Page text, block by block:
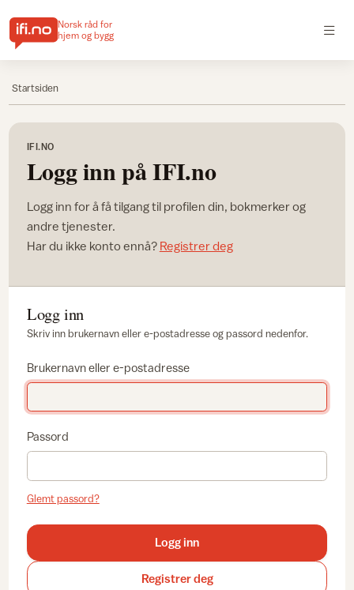
Norsk råd for
hjem og bygg
Startsiden
IFI.NO
Logg inn på IFI.no
Logg inn for å få tilgang til profilen din, bokmerker og
andre tjenester.
Har du ikke konto ennå? Registrer deg
Logg inn
Skriv inn brukernavn eller e-postadresse og passord nedenfor.
Brukernavn eller e-postadresse
Passord
Glemt passord?
Logg inn
Registrer deg